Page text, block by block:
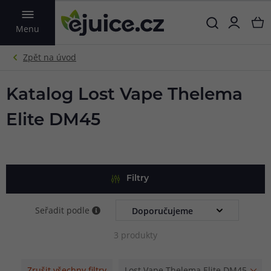
Menu
VYHLEDAT
Katalog Lost Vape Thelema
Elite DM45
Filtry
Seřadit podle
3 produkty